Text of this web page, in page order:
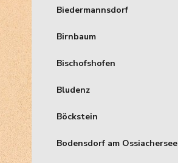
Biedermannsdorf
Birnbaum
Bischofshofen
Bludenz
Böckstein
Bodensdorf am Ossiachersee